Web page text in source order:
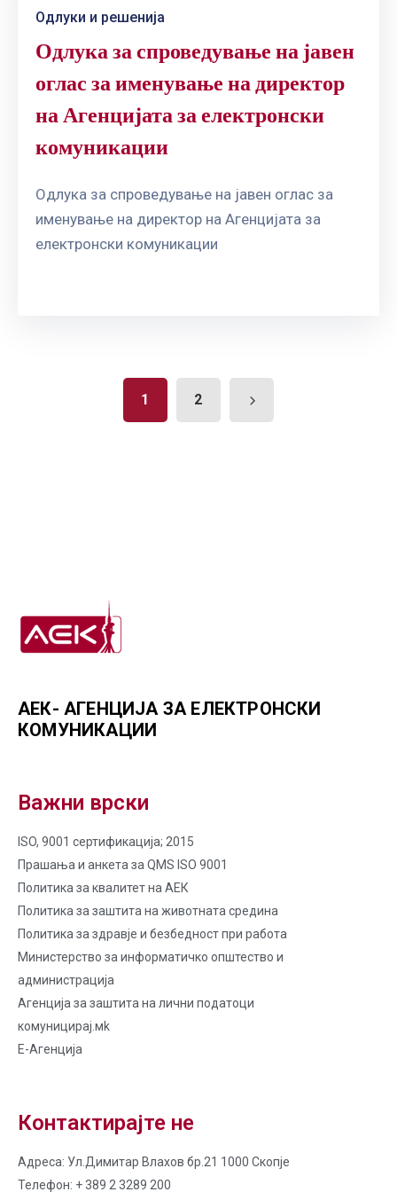
Одлуки и решенија
Одлука за спроведување на јавен
оглас за именување на директор
на Агенцијата за електронски
комуникации
Одлука за спроведување на јавен оглас за
именување на директор на Агенцијата за
електронски комуникации
1 2
АЕК- АГЕНЦИЈА ЗА ЕЛЕКТРОНСКИ
КОМУНИКАЦИИ
Важни врски
ISO, 9001 сертификација; 2015
Прашања и анкета за QMS ISO 9001
Политика за квалитет на AЕК
Политика за заштита на животната средина
Политика за здравје и безбедност при работа
Министерство за информатичко општество и
администрација
Агенција за заштита на лични податоци
комуницирај.мk
Е-Агенција
Контактирајте не
Адреса: Ул.Димитар Влахов бр.21 1000 Скопје
Телефон: + 389 2 3289 200